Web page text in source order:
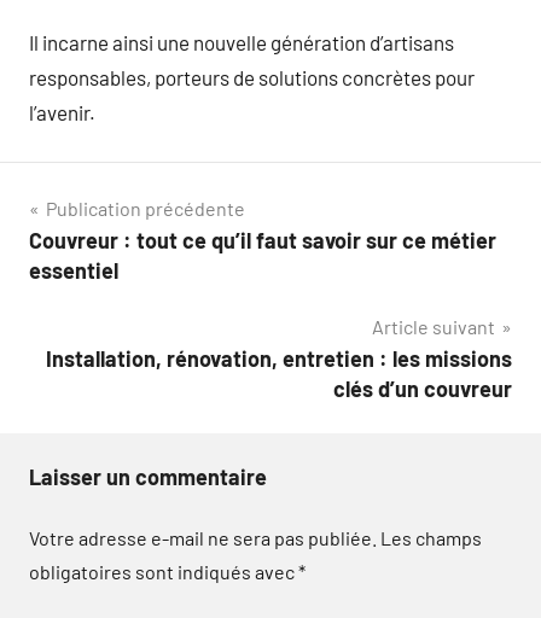
Il incarne ainsi une nouvelle génération d’artisans
responsables, porteurs de solutions concrètes pour
l’avenir.
Navigation
de
Publication précédente
Couvreur : tout ce qu’il faut savoir sur ce métier
essentiel
Article suivant
Installation, rénovation, entretien : les missions
clés d’un couvreur
Laisser un commentaire
Votre adresse e-mail ne sera pas publiée. Les champs
obligatoires sont indiqués avec*